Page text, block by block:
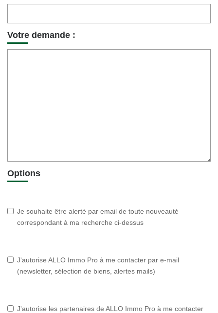
Votre demande :
Options
Je souhaite être alerté par email de toute nouveauté
correspondant à ma recherche ci-dessus
J'autorise ALLO Immo Pro à me contacter par e-mail
(newsletter, sélection de biens, alertes mails)
J'autorise les partenaires de ALLO Immo Pro à me contacter